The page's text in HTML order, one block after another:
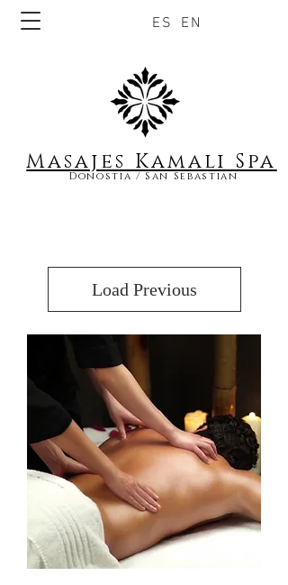
Masajes Kamali Spa
Donostia / San Sebastian
EN
ES
Load Previous